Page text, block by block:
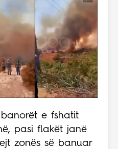
e fshatit
pasi flakët janë
zonës së banuar